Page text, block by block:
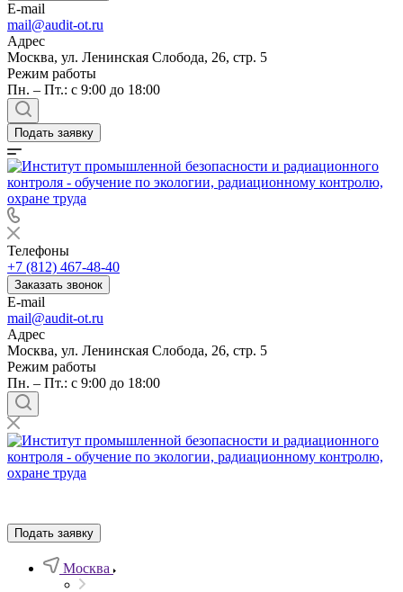
E-mail
mail@audit-ot.ru
Адрес
Москва, ул. Ленинская Слобода, 26, стр. 5
Режим работы
Пн. – Пт.: с 9:00 до 18:00
Подать заявку
Телефоны
+7 (812) 467-48-40
Заказать звонок
E-mail
mail@audit-ot.ru
Адрес
Москва, ул. Ленинская Слобода, 26, стр. 5
Режим работы
Пн. – Пт.: с 9:00 до 18:00
Подать заявку
Москва